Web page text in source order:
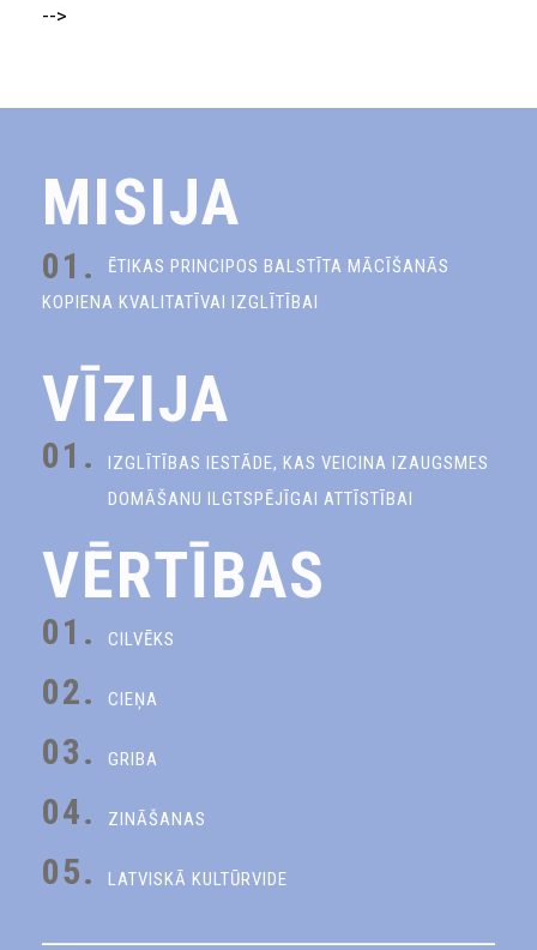
-->
MISIJA
01.
ĒTIKAS PRINCIPOS BALSTĪTA MĀCĪŠANĀS
KOPIENA KVALITATĪVAI IZGLĪTĪBAI
VĪZIJA
01.
IZGLĪTĪBAS IESTĀDE, KAS VEICINA IZAUGSMES
DOMĀŠANU ILGTSPĒJĪGAI ATTĪSTĪBAI
VĒRTĪBAS
01. CILVĒKS
02. CIEŅA
03. GRIBA
04. ZINĀŠANAS
05. LATVISKĀ KULTŪRVIDE